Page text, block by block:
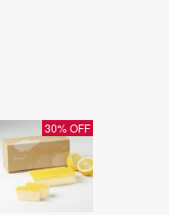
30% OFF